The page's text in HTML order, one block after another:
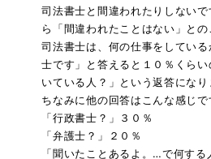
司法書士と間違われたりしない
ら「間違われたことはない」との
司法書士は、何の仕事をしてい
士です」と答えると１０％くら
いている人？」という返答になり
ちなみに他の回答はこんな感じで
「行政書士？」３０％
「弁護士？」２０％
「聞いたことあるよ。…で何する